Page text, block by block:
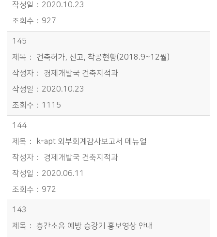
2020.10.23
927
145
건축허가, 신고, 착공현황(2018.9~12월)
경제개발국 건축지적과
2020.10.23
1115
144
k-apt 외부회계감사보고서 메뉴얼
경제개발국 건축지적과
2020.06.11
972
143
층간소음 예방 승강기 홍보영상 안내